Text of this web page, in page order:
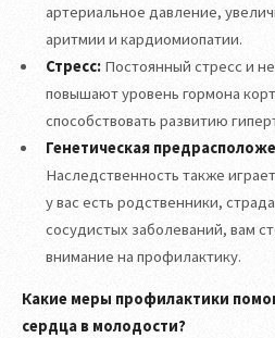
артериальное давление,
аритмии и кардиомиопатии.
Стресс:Постоянный стресс и
повышают уровень гормона
способствовать развитию
Генетическая
Наследственность также
у вас есть родственники,
сосудистых заболеваний, вам
внимание на профилактику.
Какие меры профилактики
сердца в молодости?